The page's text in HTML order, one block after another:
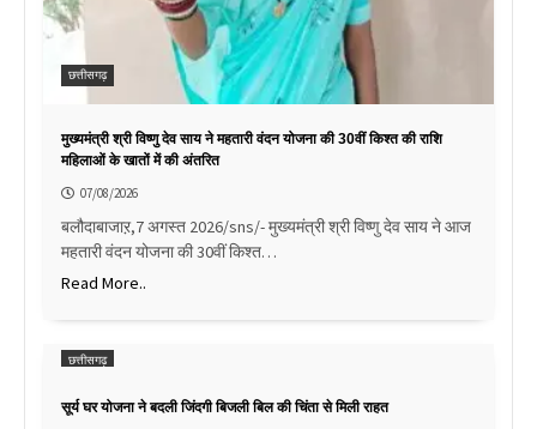
छत्तीसगढ़
मुख्यमंत्री श्री विष्णु देव साय ने महतारी वंदन योजना की 30वीं किश्त की राशि
महिलाओं के खातों में की अंतरित
07/08/2026
बलौदाबाजाऱ,7 अगस्त 2026/sns/- मुख्यमंत्री श्री विष्णु देव साय ने आज
महतारी वंदन योजना की 30वीं किश्त…
Read More..
छत्तीसगढ़
सूर्य घर योजना ने बदली जिंदगी बिजली बिल की चिंता से मिली राहत